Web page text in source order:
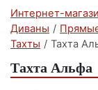
Интернет-
Диваны /
Тахты / Тахта
Тахта Альфа